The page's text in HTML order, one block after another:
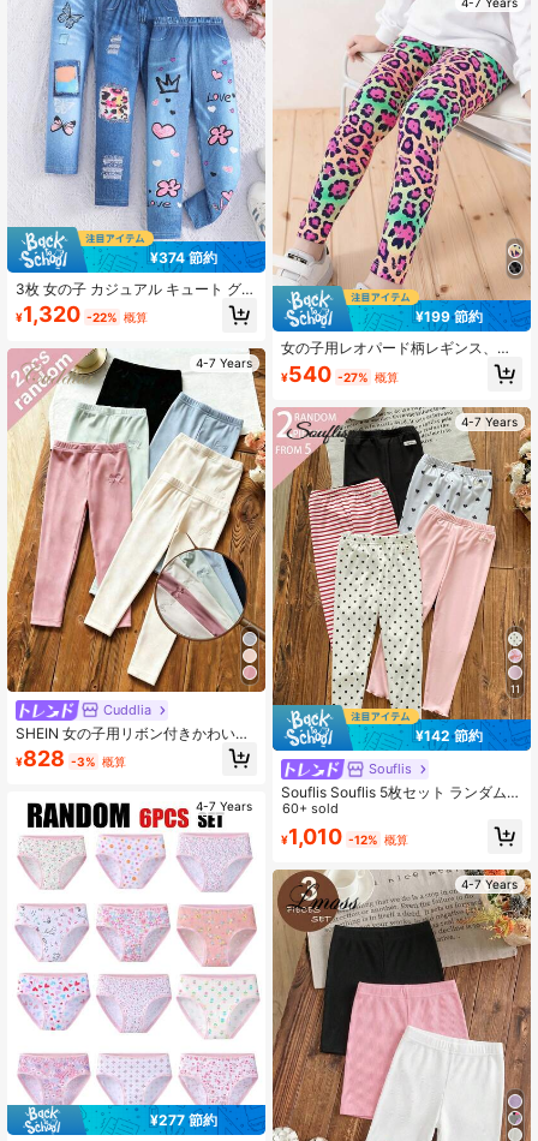
¥374 節約
3枚 女の子 カジュアル キュート グラ
フィティ、ヒョウ柄、蝶、キャッ
ト、デニム風プリントレギンス
¥1,320 -22% 概算
4-7 Years
Cuddlia
SHEIN 女の子用リボン付きかわいい
無地レギンス、快適でフィット感の
あるロングデザイン、春、秋、冬に
ます
¥828 -3% 概算
4-7 Years
¥277 節約
¥199 節約
女の子用レオパード柄レギンス、子
供用スナッグフィットクロップドパ
ンツ、パーソナライズされたミッド
ソフトで多用途、オールシーズン対
応、タイツ
¥540 -27% 概算
4-7 Years
11
¥142 節約
Souflis
Souflis Souflis 5枚セット ランダム2
枚 春夏オールシーズン対応 女の子用
水玉 ハート ストライプ柄 スウィー
ト かわいい 万能 ソフト 快適 リブニ
60+ sold
¥1,010 -12% 概算
4-7 Years